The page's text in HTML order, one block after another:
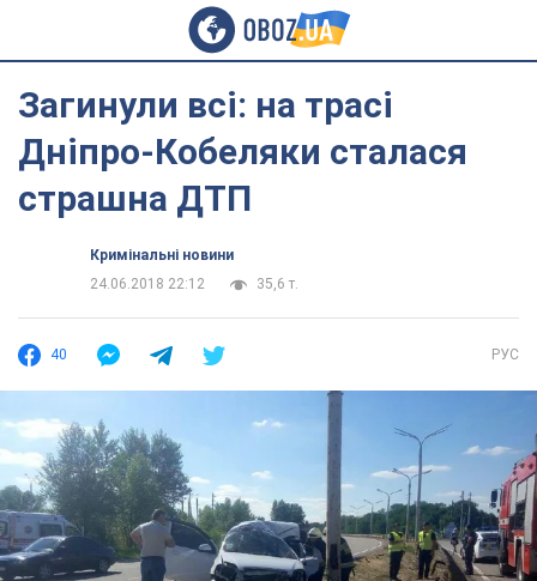
Загинули всі: на трасі
Дніпро-Кобеляки сталася
страшна ДТП
Кримінальні новини
24.06.2018 22:12
35,6 т.
40 РУС